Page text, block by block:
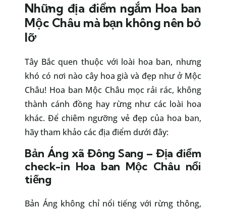
Những địa điểm ngắm Hoa ban
Mộc Châu mà bạn không nên bỏ
lỡ
Tây Bắc quen thuộc với loài hoa ban, nhưng
khó có nơi nào cây hoa già và đẹp như ở Mộc
Châu! Hoa ban Mộc Châu mọc rải rác, không
thành cánh đồng hay rừng như các loài hoa
khác. Để chiêm ngưỡng vẻ đẹp của hoa ban,
hãy tham khảo các địa điểm dưới đây:
Bản Áng xã Đông Sang – Địa điểm
check-in Hoa ban Mộc Châu nổi
tiếng
Bản Áng không chỉ nổi tiếng với rừng thông,